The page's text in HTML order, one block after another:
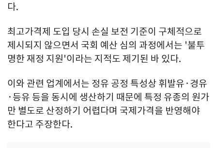
다.
최고가격제 도입 당시 손실 보전 기준이 구체적으로
제시되지 않으면서 국회 예산 심의 과정에서는 '불투
명한 재정 지원'이라는 지적도 제기된 바 있다.
이와 관련 업계에서는 정유 공정 특성상 휘발유·경유
·등유 등을 동시에 생산하기 때문에 특정 유종의 원가
만 별도로 산정하기 어렵다며 국제가격을 반영해야
한다고 주장한다.